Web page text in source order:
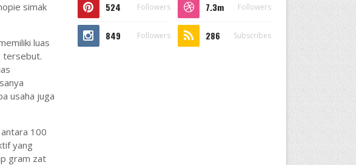
simak
luas
tersebut.
usaha juga
100
yang
gram zat
524 Followers 7.3m Followers
849 Followers 286 Subscribes